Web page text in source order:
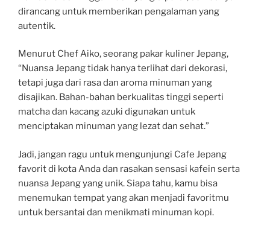
dirancang untuk memberikan pengalaman yang
autentik.
Menurut Chef Aiko, seorang pakar kuliner Jepang,
“Nuansa Jepang tidak hanya terlihat dari dekorasi,
tetapi juga dari rasa dan aroma minuman yang
disajikan. Bahan-bahan berkualitas tinggi seperti
matcha dan kacang azuki digunakan untuk
menciptakan minuman yang lezat dan sehat.”
Jadi, jangan ragu untuk mengunjungi Cafe Jepang
favorit di kota Anda dan rasakan sensasi kafein serta
nuansa Jepang yang unik. Siapa tahu, kamu bisa
menemukan tempat yang akan menjadi favoritmu
untuk bersantai dan menikmati minuman kopi.